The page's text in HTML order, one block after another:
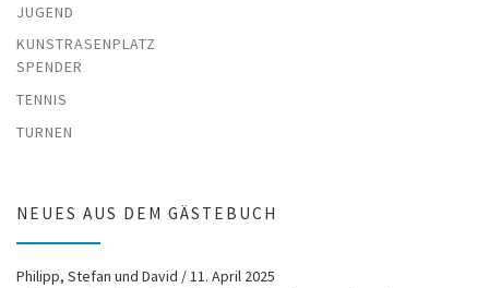
JUGEND
KUNSTRASENPLATZ
SPENDER
TENNIS
TURNEN
NEUES AUS DEM GÄSTEBUCH
Philipp, Stefan und David /11. April 2025